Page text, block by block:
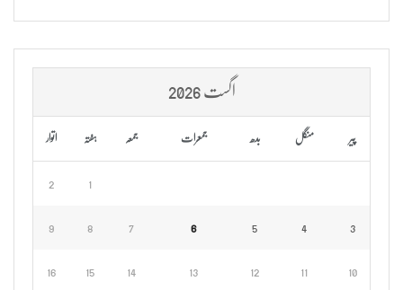
اگست 2026
پیر منگل بدھ جمعرات جمعہ ہفتہ اتوار
1
2
3
4
5
6
7
8
9
10
11
12
13
14
15
16